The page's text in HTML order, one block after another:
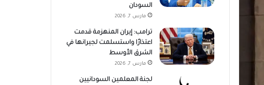
السودان
مارس 7, 2026
ترامب: إيران المنهزمة قدمت
اعتذارًا واستسلمت لجيرانها في
الشرق الأوسط
مارس 7, 2026
لجنة المعلمين السودانيين